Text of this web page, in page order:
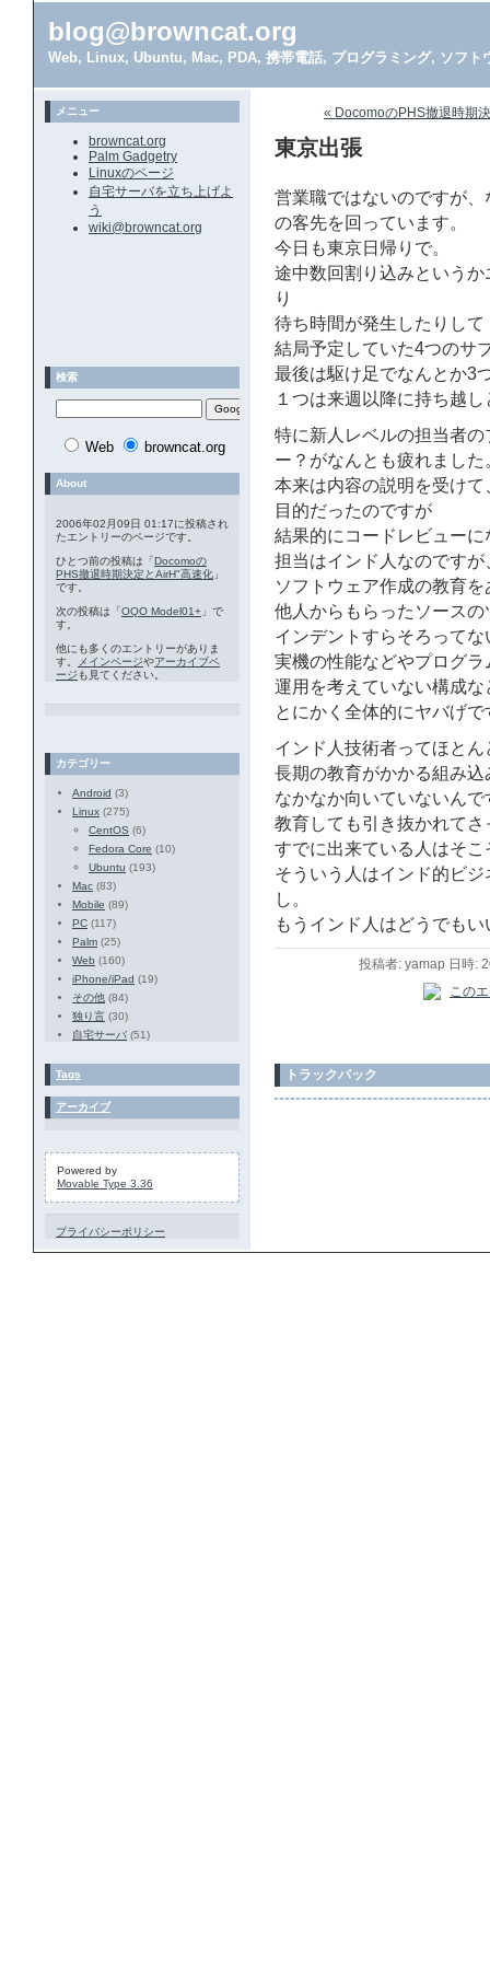
blog@browncat.org
Web, Linux, Ubuntu, Mac, PDA, 携帯電話, プログラミング, ソフト
« DocomoのPHS撤退時期
東京出張
営業職ではないのですが
の客先を回っています。
今日も東京日帰りで。
途中数回割り込みという
り
待ち時間が発生したりして
結局予定していた4つのサ
最後は駆け足でなんとか3
１つは来週以降に持ち越
特に新人レベルの担当者
ー？がなんとも疲れました
本来は内容の説明を受け
目的だったのですが
結果的にコードレビュー
担当はインド人なのです
ソフトウェア作成の教育
他人からもらったソースの
インデントすらそろって
実機の性能などやプログ
運用を考えていない構成な
とにかく全体的にヤバげで
インド人技術者ってほと
長期の教育がかかる組み
なかなか向いていないんで
教育しても引き抜かれて
すでに出来ている人はそ
そういう人はインド的ビ
し。
もうインド人はどうでも
投稿者: yamap 日時:
トラックバック
メニュー
browncat.org
Palm Gadgetry
Linuxのページ
自宅サーバを立ち上げよ
う
wiki@browncat.org
検索
Web browncat.org
About
2006年02月09日 01:17に投稿され
たエントリーのページです。
ひとつ前の投稿は「Docomoの
PHS撤退時期決定とAirH"高速化 」
です。
次の投稿は「OQO Model01+ 」で
す。
他にも多くのエントリーがありま
す。
メインページやアーカイブペ
ージ も見てください。
カテゴリー
Android (3)
Linux (275)
CentOS (6)
Fedora Core (10)
Ubuntu (193)
Mac (83)
Mobile (89)
PC (117)
Palm (25)
Web (160)
iPhone/iPad (19)
その他 (84)
独り言 (30)
自宅サーバ (51)
Tags
アーカイブ
Powered by
Movable Type 3.36
プライバシーポリシー